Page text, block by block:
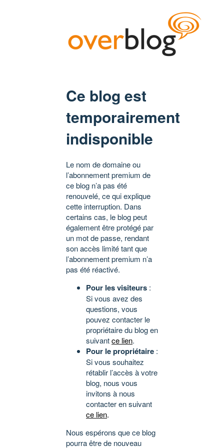
Ce blog est
temporairement
indisponible
Le nom de domaine ou
l’abonnement premium de
ce blog n’a pas été
renouvelé, ce qui explique
cette interruption. Dans
certains cas, le blog peut
également être protégé par
un mot de passe, rendant
son accès limité tant que
l’abonnement premium n’a
pas été réactivé.
Pour les visiteurs :
Si vous avez des
questions, vous
pouvez contacter le
propriétaire du blog en
suivantce lien.
Pour le propriétaire :
Si vous souhaitez
rétablir l’accès à votre
blog, nous vous
invitons à nous
contacter en suivant
ce lien.
Nous espérons que ce blog
pourra être de nouveau